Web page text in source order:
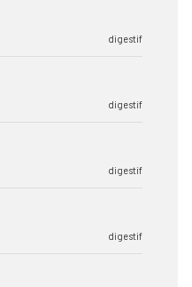
digestif
digestif
digestif
digestif